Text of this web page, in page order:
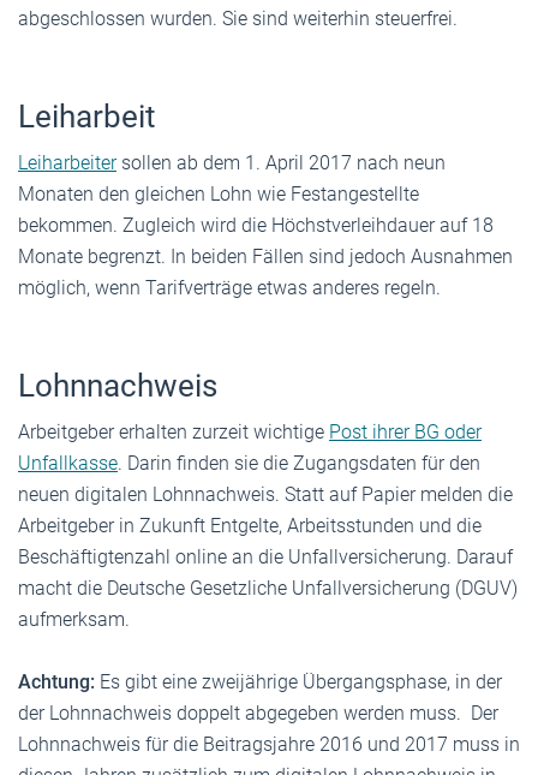
abgeschlossen wurden. Sie sind weiterhin steuerfrei.
Leiharbeit
Leiharbeitersollen ab dem 1. April 2017 nach neun
Monaten den gleichen Lohn wie Festangestellte
bekommen. Zugleich wird die Höchstverleihdauer auf 18
Monate begrenzt. In beiden Fällen sind jedoch Ausnahmen
möglich, wenn Tarifverträge etwas anderes regeln.
Lohnnachweis
Arbeitgeber erhalten zurzeit wichtige Post ihrer BG oder
Unfallkasse. Darin finden sie die Zugangsdaten für den
neuen digitalen Lohnnachweis. Statt auf Papier melden die
Arbeitgeber in Zukunft Entgelte, Arbeitsstunden und die
Beschäftigtenzahl online an die Unfallversicherung. Darauf
macht die Deutsche Gesetzliche Unfallversicherung (DGUV)
aufmerksam.
Achtung: Es gibt eine zweijährige Übergangsphase, in der
der Lohnnachweis doppelt abgegeben werden muss. Der
Lohnnachweis für die Beitragsjahre 2016 und 2017 muss in